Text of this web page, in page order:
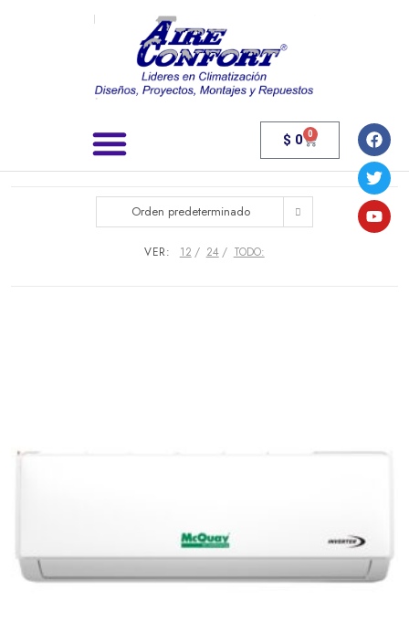
$ 0 0
Orden predeterminado
VER: 12 24 TODO: